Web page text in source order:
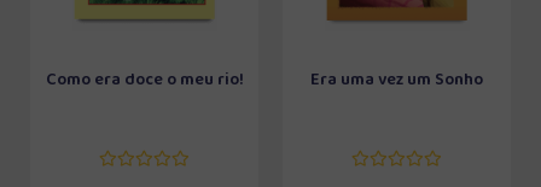
Como era doce o meu rio! Era uma vez um Sonho